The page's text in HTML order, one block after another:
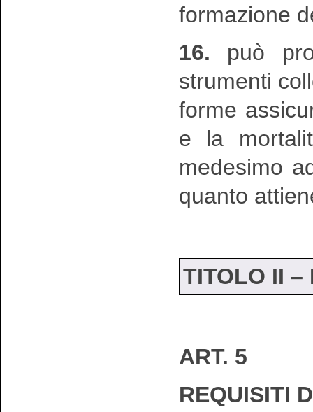
formazione
16. può
strumenti
forme
e la
medesimo
quanto
TITOLO II –
ART. 5
REQUISITI